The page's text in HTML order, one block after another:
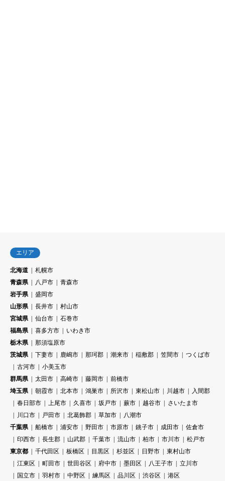
エリア
北海道
札幌市
青森県
八戸市
青森市
岩手県
盛岡市
山形県
長井市
村山市
宮城県
仙台市
石巻市
福島県
喜多方市
いわき市
栃木県
那須塩原市
茨城県
下妻市 鹿嶋市 那珂郡 潮来市 稲敷郡 笠間市
つくば市
古河市
小美玉市
群馬県
太田市 高崎市 藤岡市
前橋市
埼玉県
朝霞市 北本市 鴻巣市 所沢市 東松山市 川越市
入間郡
春日部市
上尾市 久喜市 坂戸市 蕨市 越谷市
さいたま市
川口市
戸田市 北葛飾郡 草加市
八潮市
千葉県
船橋市 浦安市 野田市 市原市 銚子市 成田市
佐倉市
印西市
長生郡 山武郡 千葉市 流山市 柏市 市川市
松戸市
東京都
千代田区 板橋区 目黒区 杉並区 日野市
東村山市
江東区
町田市 世田谷区 府中市 墨田区 八王子市
立川市
国立市
羽村市 中野区 練馬区 品川区 渋谷区
港区